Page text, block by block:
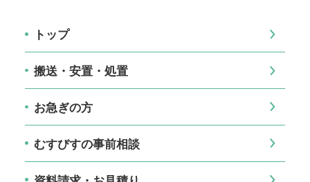
トップ
搬送・安置・処置
お急ぎの方
むすびすの事前相談